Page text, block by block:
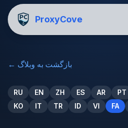
ProxyCove
← بازگشت به وبلاگ
RU EN ZH ES AR PT
KO
IT TR ID VI FA